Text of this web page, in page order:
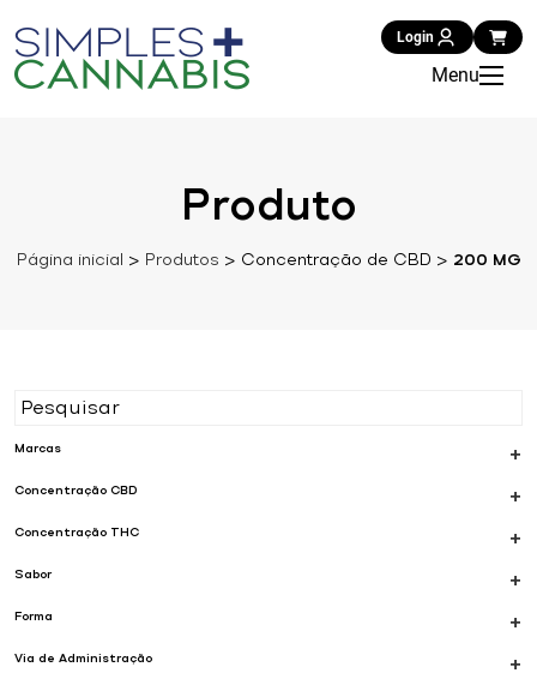
Login
Menu
Produto
Página inicial > Produtos > Concentração de CBD > 200 MG
Marcas +
Concentração CBD +
Concentração THC +
Sabor +
Forma +
Via de Administração +